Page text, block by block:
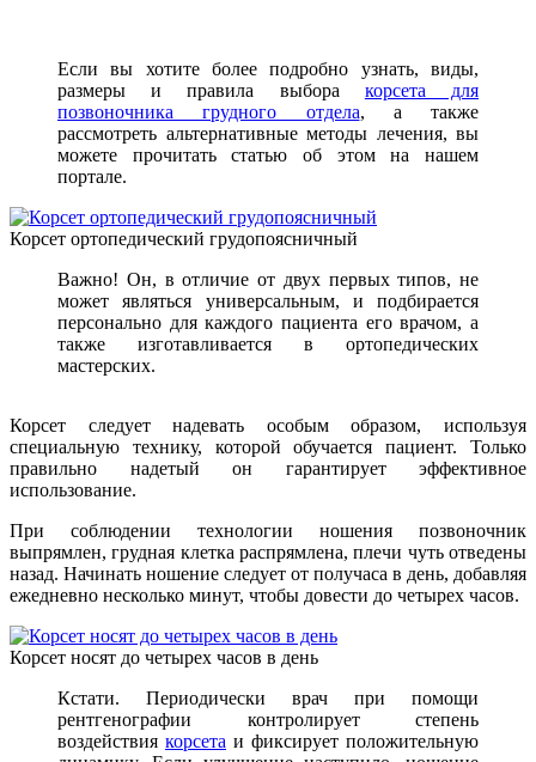
Если вы хотите более подробно узнать, виды,
размеры и правила выбора корсета для
позвоночника грудного отдела, а также
рассмотреть альтернативные методы лечения, вы
можете прочитать статью об этом на нашем
портале.
Корсет ортопедический грудопоясничный
Важно! Он, в отличие от двух первых типов, не
может являться универсальным, и подбирается
персонально для каждого пациента его врачом, а
также изготавливается в ортопедических
мастерских.
Корсет следует надевать особым образом, используя
специальную технику, которой обучается пациент. Только
правильно надетый он гарантирует эффективное
использование.
При соблюдении технологии ношения позвоночник
выпрямлен, грудная клетка распрямлена, плечи чуть отведены
назад. Начинать ношение следует от получаса в день, добавляя
ежедневно несколько минут, чтобы довести до четырех часов.
Корсет носят до четырех часов в день
Кстати. Периодически врач при помощи
рентгенографии контролирует степень
воздействия корсета и фиксирует положительную